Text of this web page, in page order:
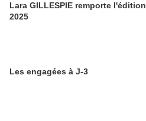
Lara GILLESPIE remporte l'édition
2025
Les engagées à J-3